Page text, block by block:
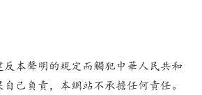
反本聲明的規定而觸犯中華人民共和
己負責，本網站不承擔任何責任。